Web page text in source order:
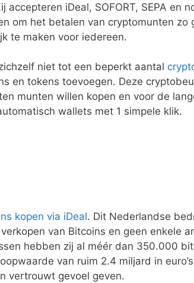
accepteren iDeal, SOFORT, SEPA en
om het betalen van cryptomunten zo
te maken voor iedereen.
niet tot een beperkt aantal
en tokens toevoegen. Deze
munten willen kopen en voor de
wallets met 1 simpele klik.
kopen via iDeal. Dit Nederlandse
van Bitcoins en geen enkele
hebben zij al méér dan 350.000
van ruim 2.4 miljard in
vertrouwt gevoel geven.